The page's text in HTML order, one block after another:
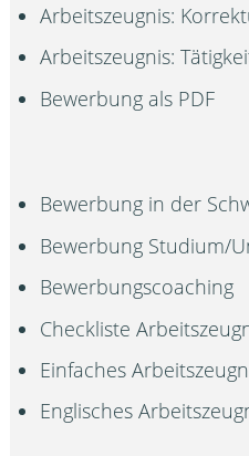
Arbeitszeugnis:
Arbeitszeugnis:
Bewerbung als PDF
Bewerbung in der
Bewerbung Studium/
Bewerbungscoaching
Checkliste
Einfaches
Englisches